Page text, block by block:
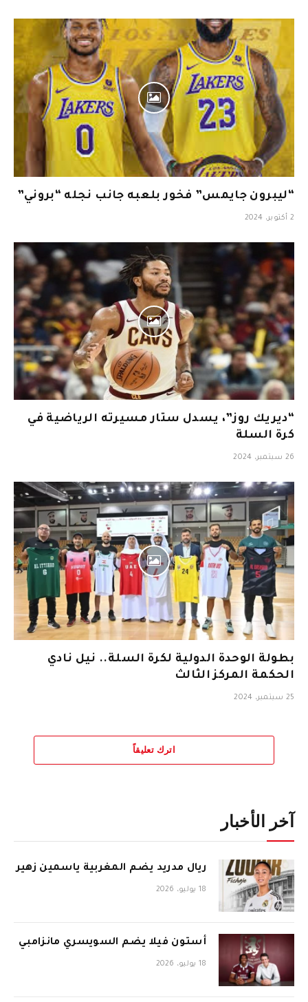
“ليبرون جايمس” فخور بلعبه جانب نجله “بروني”
2 أكتوبر، 2024
“ديريك روز”، يسدل ستار مسيرته الرياضية في
كرة السلة
26 سبتمبر، 2024
بطولة الوحدة الدولية لكرة السلة.. نيل نادي
الحكمة المركز الثالث
25 سبتمبر، 2024
اترك تعليقاً
آخر الأخبار
ريال مدريد يضم المغربية ياسمين زهير
18 يوليو، 2026
أستون فيلا يضم السويسري مانزامبي
18 يوليو، 2026